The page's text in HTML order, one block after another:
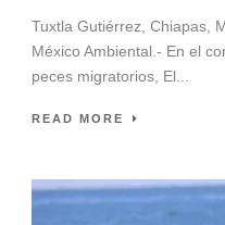
Tuxtla Gutiérrez, Chiapas,
México Ambiental.- En el
peces migratorios, El...
READ MORE